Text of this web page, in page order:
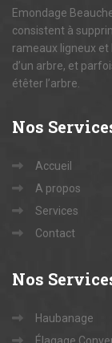
Emondage
consistent à
rameaux ligneux et
d’un arbre, et
étêter l’arbre.
Nos
Accueil
A propos
Services
Contact
Nos
Haubanage